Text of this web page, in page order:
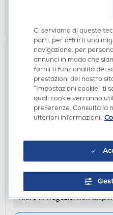
€ 29,00
non
Ritiro in negozio:non
Ci serviamo di queste
parti, per offrirti una
navigazione, per
annunci in modo che
fornirti funzionalità dei
prestazioni del nostro
“Impostazioni cookie” ti
quali cookie verranno
preferenze. Consulta la
ulteriori informazioni.